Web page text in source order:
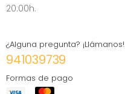
20:00h.
¿Alguna pregunta? ¡Llámanos!
941039739
Formas de pago